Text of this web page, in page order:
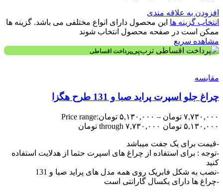
افزودن به علاقه مندی
انتخاب گزینه ها این محصول دارای انواع مختلفی می باشد. گزینه ها
ممکن است در صفحه محصول انتخاب شوند
مشاهده سریع
پرداخت اقساطی
مقایسه
چراغ جلو اسپرت پراید صبا و 131 طرح هگزا
۷,۷۳۰,۰۰۰ تومان – ۵,۱۳۰,۰۰۰ تومانPrice range:
۵,۱۳۰,۰۰۰ تومان through ۷,۷۳۰,۰۰۰ تومان
-قیمت برای یک جفت میباشد
-توجه : برای استفاده از چراغ های اسپرت حتما از هدلایت استفاده
کنید
-نصب به شکل فابریک روی همه مدل های پراید صبا و 131
-چراغ ها دارای یکسال گارانتی است